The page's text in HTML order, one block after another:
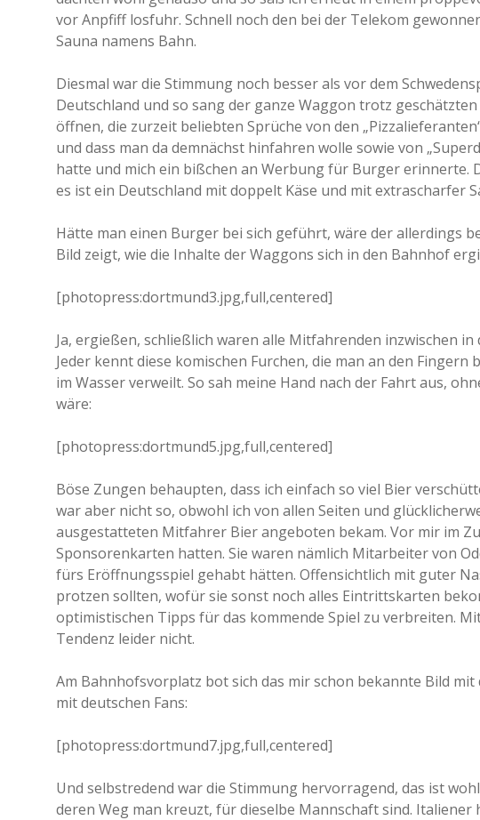
vor Anpfiff losfuhr. Schnell noch den bei der Telekom
Sauna namens Bahn.
Diesmal war die Stimmung noch besser als vor dem
Deutschland und so sang der ganze Waggon trotz
öffnen, die zurzeit beliebten Sprüche von den
und dass man da demnächst hinfahren wolle sowie von
hatte und mich ein bißchen an Werbung für Burger erinnerte.
es ist ein Deutschland mit doppelt Käse und mit extrascharfer
Hätte man einen Burger bei sich geführt, wäre der allerdings
Bild zeigt, wie die Inhalte der Waggons sich in den Bahnhof
[photopress:dortmund3.jpg,full,centered]
Ja, ergießen, schließlich waren alle Mitfahrenden inzwischen
Jeder kennt diese komischen Furchen, die man an den
im Wasser verweilt. So sah meine Hand nach der Fahrt aus,
wäre:
[photopress:dortmund5.jpg,full,centered]
Böse Zungen behaupten, dass ich einfach so viel Bier
war aber nicht so, obwohl ich von allen Seiten und
ausgestatteten Mitfahrer Bier angeboten bekam. Vor mir im
Sponsorenkarten hatten. Sie waren nämlich Mitarbeiter von
fürs Eröffnungsspiel gehabt hätten. Offensichtlich mit guter
protzen sollten, wofür sie sonst noch alles Eintrittskarten
optimistischen Tipps für das kommende Spiel zu verbreiten.
Tendenz leider nicht.
Am Bahnhofsvorplatz bot sich das mir schon bekannte Bild
mit deutschen Fans:
[photopress:dortmund7.jpg,full,centered]
Und selbstredend war die Stimmung hervorragend, das ist
deren Weg man kreuzt, für dieselbe Mannschaft sind. Italiener